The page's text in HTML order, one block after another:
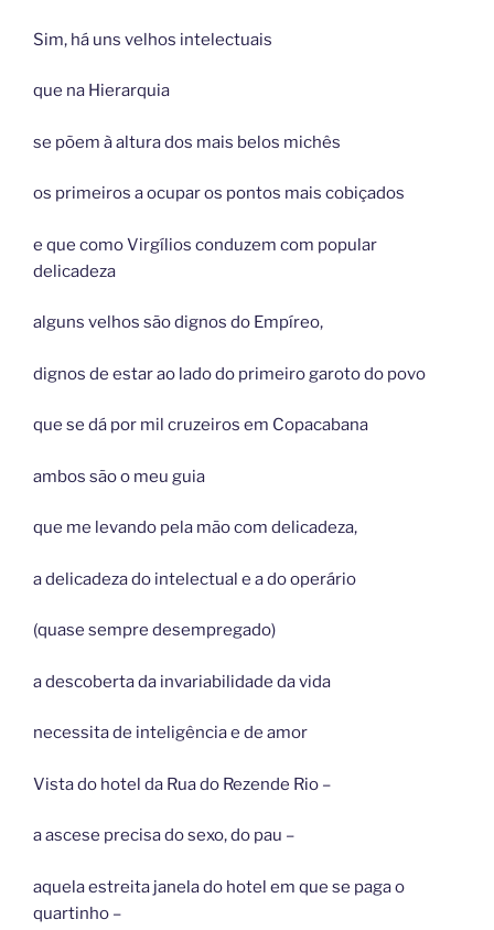
Sim, há uns velhos intelectuais
que na Hierarquia
se põem à altura dos mais belos michês
os primeiros a ocupar os pontos mais cobiçados
e que como Virgílios conduzem com popular
delicadeza
alguns velhos são dignos do Empíreo,
dignos de estar ao lado do primeiro garoto do povo
que se dá por mil cruzeiros em Copacabana
ambos são o meu guia
que me levando pela mão com delicadeza,
a delicadeza do intelectual e a do operário
(quase sempre desempregado)
a descoberta da invariabilidade da vida
necessita de inteligência e de amor
Vista do hotel da Rua do Rezende Rio –
a ascese precisa do sexo, do pau –
aquela estreita janela do hotel em que se paga o
quartinho –